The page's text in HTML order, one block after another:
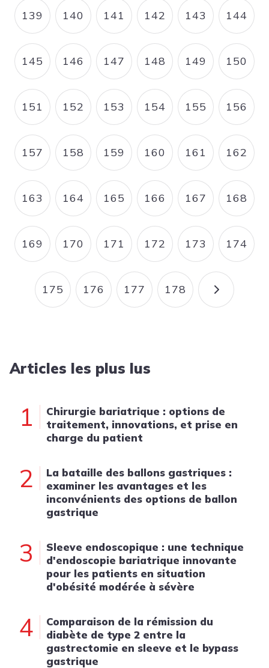
PAGE
139 PAGE
140 PAGE
141 PAGE
142 PAGE
143 PAGE
144
PAGE
145 PAGE
146 PAGE
147 PAGE
148 PAGE
149 PAGE
150
PAGE
151 PAGE
152 PAGE
153 PAGE
154 PAGE
155 PAGE
156
PAGE
157 PAGE
158 PAGE
159 PAGE
160 PAGE
161 PAGE
162
PAGE
163 PAGE
164 PAGE
165 PAGE
166 PAGE
167 PAGE
168
PAGE
169 PAGE
170 PAGE
171 PAGE
172 PAGE
173 PAGE
174
PAGE
175 PAGE
176 PAGE
177 PAGE
178 PAGE
Articles les plus lus
1
Chirurgie bariatrique : options de
traitement, innovations, et prise en
charge du patient
2
La bataille des ballons gastriques :
examiner les avantages et les
inconvénients des options de ballon
gastrique
3
Sleeve endoscopique : une technique
d'endoscopie bariatrique innovante
pour les patients en situation
d'obésité modérée à sévère
4
Comparaison de la rémission du
diabète de type 2 entre la
gastrectomie en sleeve et le bypass
gastrique